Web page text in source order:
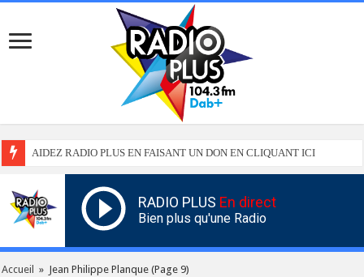
AIDEZ RADIO PLUS EN FAISANT UN DON EN CLIQUANT ICI
RADIO PLUS En direct
Bien plus qu'une Radio
Accueil » Jean Philippe Planque (Page 9)